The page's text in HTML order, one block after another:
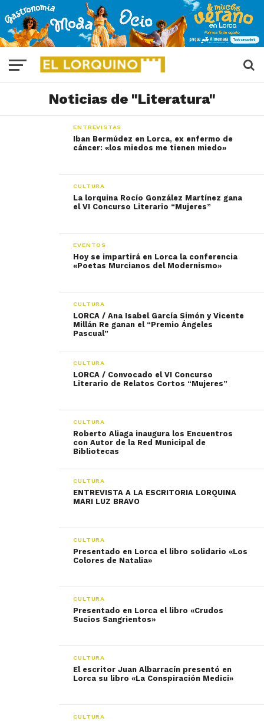
Noticias de "Literatura"
ENTREVISTAS
Iban Bermúdez en Lorca, ex enfermo de
cáncer: «los miedos me tienen miedo»
CULTURA
La lorquina Rocío González Martínez gana
el VI Concurso Literario “Mujeres”
EVENTOS
Hoy se impartirá en Lorca la conferencia
«Poetas Murcianos del Modernismo»
CULTURA
LORCA / Ana Isabel García Simón y Vicente
Millán Re ganan el “Premio Ángeles
Pascual”
CULTURA
LORCA / Convocado el VI Concurso
Literario de Relatos Cortos “Mujeres”
CULTURA
Roberto Aliaga inaugura los Encuentros
con Autor de la Red Municipal de
Bibliotecas
CULTURA
ENTREVISTA A LA ESCRITORIA LORQUINA
MARI LUZ BRAVO
CULTURA
Presentado en Lorca el libro solidario «Los
Colores de Natalia»
CULTURA
Presentado en Lorca el libro «Crudos
Sucios Sangrientos»
CULTURA
El escritor Juan Albarracín presentó en
Lorca su libro «La Conspiración Medici»
CULTURA